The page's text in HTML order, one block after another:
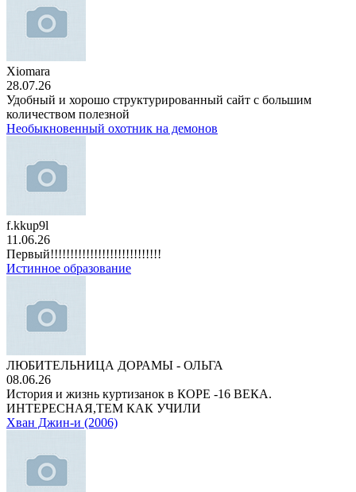
Xiomara
28.07.26
Удобный и хорошо структурированный сайт с большим
количеством полезной
Необыкновенный охотник на демонов
f.kkup9l
11.06.26
Первый!!!!!!!!!!!!!!!!!!!!!!!!!!!!
Истинное образование
ЛЮБИТЕЛЬНИЦА ДОРАМЫ - ОЛЬГА
08.06.26
История и жизнь куртизанок в КОРЕ -16 ВЕКА.
ИНТЕРЕСНАЯ,ТЕМ КАК УЧИЛИ
Хван Джин-и (2006)